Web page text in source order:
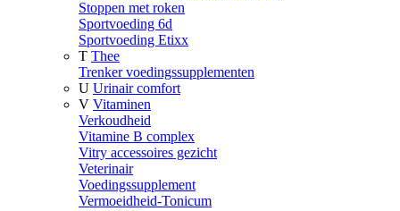
Stoppen met roken
Sportvoeding 6d
Sportvoeding Etixx
T Thee
Trenker voedingssupplementen
U Urinair comfort
V Vitaminen
Verkoudheid
Vitamine B complex
Vitry accessoires gezicht
Veterinair
Voedingssupplement
Vermoeidheid-Tonicum